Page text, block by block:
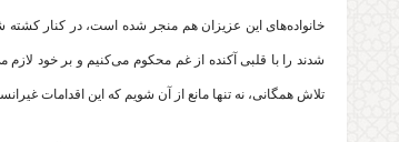
شدند را با قلبی آکنده از غم محکوم می‌کنیم و بر خود لازم
تلاش همگانی، نه تنها مانع از آن شویم که این اقدامات